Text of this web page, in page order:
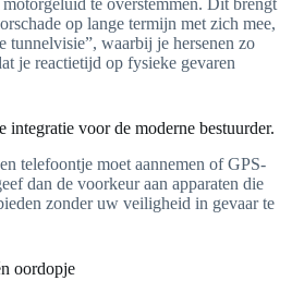
op lange termijn met zich mee,
tunnelvisie”, waarbij je hersenen zo
je reactietijd op fysieke gevaren
voor de moderne bestuurder.
telefoontje moet aannemen of GPS-
dan de voorkeur aan apparaten die
zonder uw veiligheid in gevaar te
oordopje